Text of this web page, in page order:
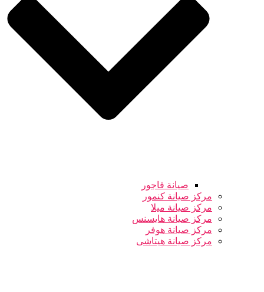
صيانة فاجور
مركز صيانة كنمور
مركز صيانة ميلا
مركز صيانة هايسنس
مركز صيانة هوفر
مركز صيانة هيتاشى